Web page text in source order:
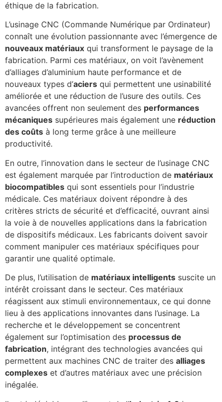
éthique de la fabrication.
L’usinage CNC (Commande Numérique par Ordinateur)
connaît une évolution passionnante avec l’émergence de
nouveaux matériaux qui transforment le paysage de la
fabrication. Parmi ces matériaux, on voit l’avènement
d’alliages d’aluminium haute performance et de
nouveaux types d’aciers qui permettent une usinabilité
améliorée et une réduction de l’usure des outils. Ces
avancées offrent non seulement des performances
mécaniques supérieures mais également une réduction
des coûts à long terme grâce à une meilleure
productivité.
En outre, l’innovation dans le secteur de l’usinage CNC
est également marquée par l’introduction de matériaux
biocompatibles qui sont essentiels pour l’industrie
médicale. Ces matériaux doivent répondre à des
critères stricts de sécurité et d’efficacité, ouvrant ainsi
la voie à de nouvelles applications dans la fabrication
de dispositifs médicaux. Les fabricants doivent savoir
comment manipuler ces matériaux spécifiques pour
garantir une qualité optimale.
De plus, l’utilisation de matériaux intelligents suscite un
intérêt croissant dans le secteur. Ces matériaux
réagissent aux stimuli environnementaux, ce qui donne
lieu à des applications innovantes dans l’usinage. La
recherche et le développement se concentrent
également sur l’optimisation des processus de
fabrication, intégrant des technologies avancées qui
permettent aux machines CNC de traiter des alliages
complexes et d’autres matériaux avec une précision
inégalée.